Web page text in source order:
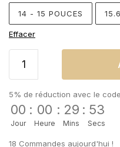
14 - 15 POUCES
Effacer
5% de réduction avec le code
00
Jour
: 00
Heure
: 29
Mins
: 52
Secs
18 Commandes aujourd'hui !